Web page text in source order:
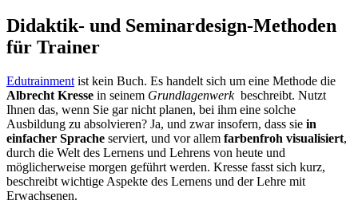
Didaktik- und Seminardesign-Methoden
für Trainer
Edutrainment ist kein Buch. Es handelt sich um eine Methode die
Albrecht Kresse in seinem Grundlagenwerkbeschreibt. Nutzt
Ihnen das, wenn Sie gar nicht planen, bei ihm eine solche
Ausbildung zu absolvieren? Ja, und zwar insofern, dass sie in
einfacher Sprache serviert, und vor allem farbenfroh visualisiert,
durch die Welt des Lernens und Lehrens von heute und
möglicherweise morgen geführt werden. Kresse fasst sich kurz,
beschreibt wichtige Aspekte des Lernens und der Lehre mit
Erwachsenen.